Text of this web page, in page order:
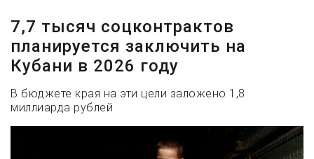
7,7 тысяч соцконтрактов
планируется заключить на
Кубани в 2026 году
В бюджете края на эти цели заложено 1,8
миллиарда рублей